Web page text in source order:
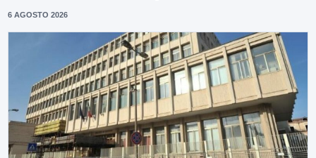
6 AGOSTO 2026